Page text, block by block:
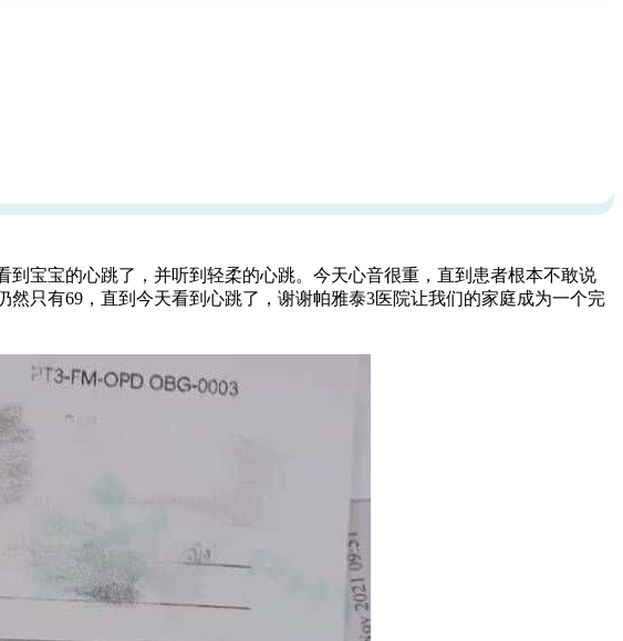
宝宝的心跳了，并听到轻柔的心跳。今天心音很重，直到患者根本不敢说
只有69，直到今天看到心跳了，谢谢帕雅泰3医院让我们的家庭成为一个完